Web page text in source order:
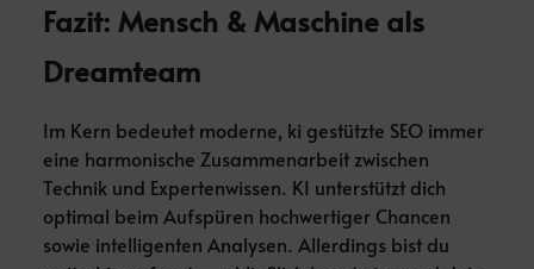
Fazit: Mensch & Maschine als
Dreamteam
Im Kern bedeutet moderne, ki gestützte SEO immer
eine harmonische Zusammenarbeit zwischen
Technik und Expertenwissen. KI unterstützt dich
optimal beim Aufspüren hochwertiger Chancen
sowie intelligenten Analysen. Allerdings bist du